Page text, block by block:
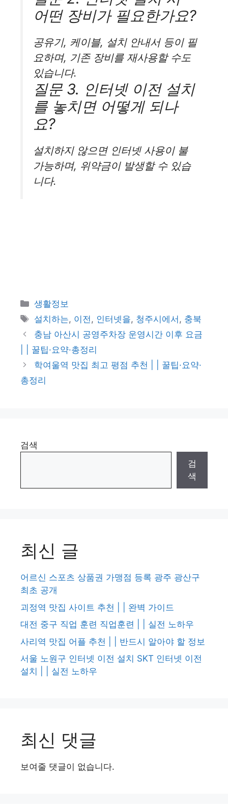
어떤 장비가 필요한가요?
공유기, 케이블, 설치 안내서 등이 필
요하며, 기존 장비를 재사용할 수도
있습니다.
질문 3. 인터넷 이전 설치
를 놓치면 어떻게 되나
요?
설치하지 않으면 인터넷 사용이 불
가능하며, 위약금이 발생할 수 있습
니다.
카
테
리
생활정보
태
그
설치하는, 이전, 인터넷을, 청주시에서 , 충북
충남 아산시 공영주차장 운영시간 이후 요금
| | 꿀팁·요약·총정리
학여울역 맛집 최고 평점 추천 | | 꿀팁·요약·
총정리
검색
검
색
최신 글
어르신 스포츠 상품권 가맹점 등록 광주 광산구
최초 공개
괴정역 맛집 사이트 추천 | | 완벽 가이드
대전 중구 직업 훈련 직업훈련 | | 실전 노하우
사리역 맛집 어플 추천 | | 반드시 알아야 할 정보
서울 노원구 인터넷 이전 설치 SKT 인터넷 이전
설치 | | 실전 노하우
최신 댓글
보여줄 댓글이 없습니다.